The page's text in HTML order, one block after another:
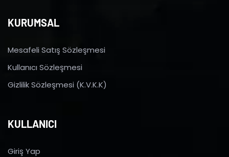
KURUMSAL
Mesafeli Satış Sözleşmesi
Kullanıcı Sözleşmesi
Gizlilik Sözleşmesi (K.V.K.K)
KULLANICI
Giriş Yap